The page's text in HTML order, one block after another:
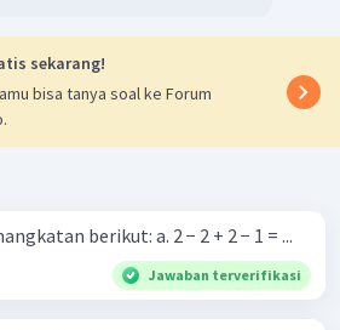
sekarang!
bisa tanya soal ke Forum
Hitung hasil dari pemangkatan berikut: a. 2 − 2 + 2 − 1 = ...
Jawaban terverifikasi